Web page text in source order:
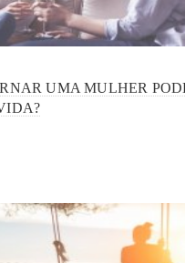
UMA MULHER